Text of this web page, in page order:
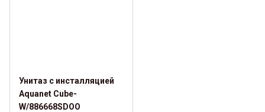
Унитаз с инсталляцией
Aquanet Cube-
W/886668SDOO